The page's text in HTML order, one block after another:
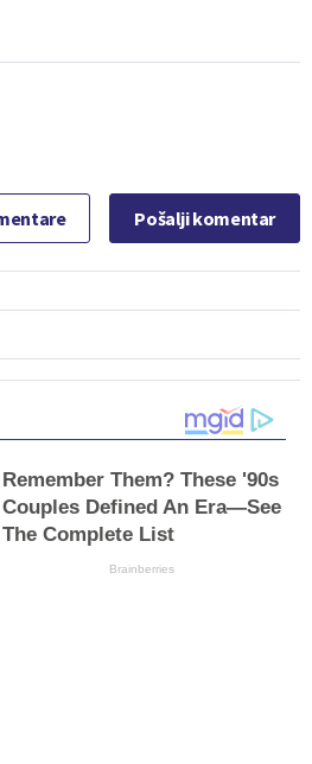
Pošalji komentar
Remember Them? These '90s
Couples Defined An Era—See
The Complete List
Brainberries